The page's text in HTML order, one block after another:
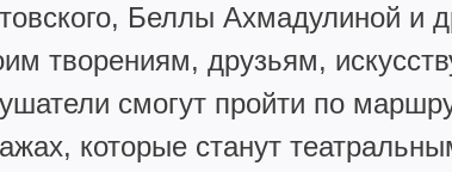
Беллы Ахмадулиной и
творениям, друзьям,
смогут пройти по
которые станут